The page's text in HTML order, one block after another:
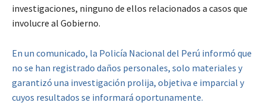
investigaciones, ninguno de ellos relacionados a casos que
involucre al Gobierno.
En un comunicado, la Policía Nacional del Perú informó que
no se han registrado daños personales, solo materiales y
garantizó una investigación prolija, objetiva e imparcial y
cuyos resultados se informará oportunamente.